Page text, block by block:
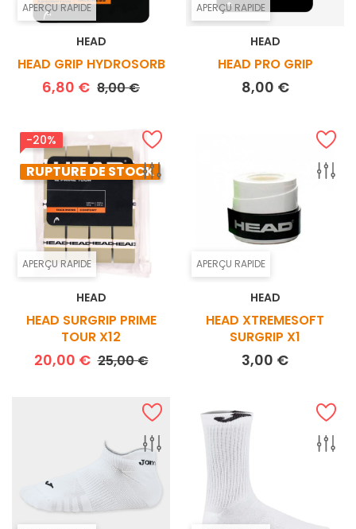
APERÇU RAPIDE
HEAD
HEAD GRIP HYDROSORB
6,80 € Prix de base
8,00 €Prix
APERÇU RAPIDE
HEAD
HEAD PRO GRIP
8,00 €Prix
APERÇU RAPIDE
-20%
RUPTURE DE STOCK
HEAD
HEAD SURGRIP PRIME
TOUR X12
20,00 € Prix de base
25,00 €Prix
APERÇU RAPIDE
HEAD
HEAD XTREMESOFT
SURGRIP X1
3,00 €Prix